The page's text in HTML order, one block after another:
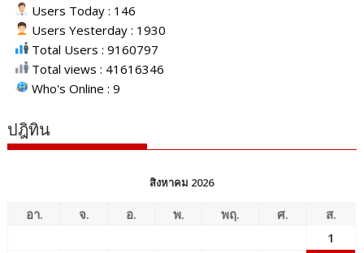
Users Today : 146
Users Yesterday : 1930
Total Users : 9160797
Total views : 41616346
Who's Online : 9
ปฎิทิน
สิงหาคม 2026
อา. จ. อ. พ. พฤ. ศ.
ส.
1